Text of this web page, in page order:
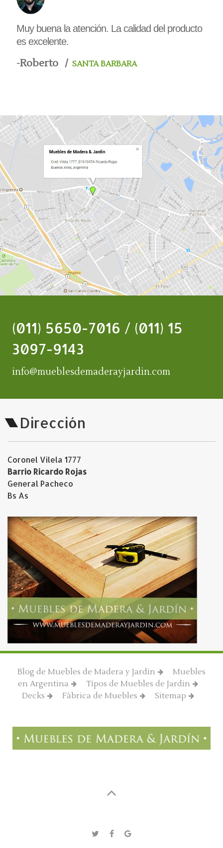
Muy buena la atención. La calidad del producto
es excelente.
-Roberto SANTA BARBARA
(011) 5650-7016 / (011) 15
3097-9143
info@mueblesdemaderayjardin.com
Dirección
Coronel Vilela 1777
Barrio Ricardo Rojas
General Pacheco
Bs As
Blog de Muebles de Madera y Jardin
Muebles
en Argentina
Tipos de Muebles de Jardin
Decks
Fábrica de Muebles Sitemap